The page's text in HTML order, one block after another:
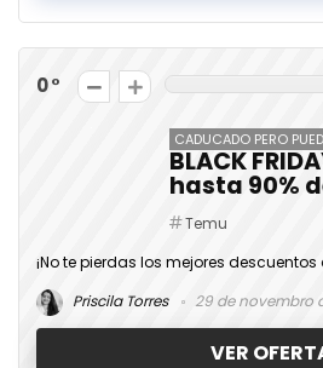
0
CADUCADO PERO
BLACK
hasta 90%
Temu
¡No te pierdas los mejores descuentos
Priscila Torres
29 de novembro
VER